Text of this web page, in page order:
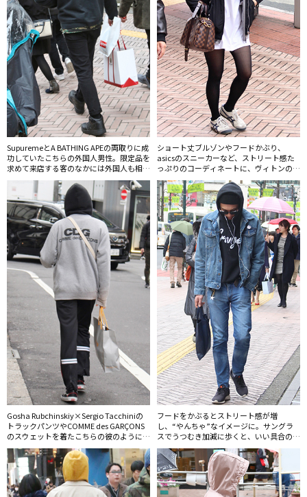
SupuremeとA BATHING APEの両取りに成
功していたこちらの外国人男性。限定品を
求めて来店する客のなかには外国人も相当
数存在する。
ショート丈ブルゾンやフードかぶり、
asicsのスニーカーなど、ストリート感た
っぷりのコーディネートに、ヴィトンのボ
ストンバッグでラグジュアリー感をミック
ス。
Gosha Rubchinskiy×Sergio Tacchiniの
トラックパンツやCOMME des GARÇONS
のスウェットを着たこちらの彼のように、
ハイブランドのスポーツウェアを好む10
代男性が急増している。
フードをかぶるとストリート感が増
し、“やんちゃ”なイメージに。サングラ
スでうつむき加減に歩くと、いい具合のワ
ルっぽさを演出できる。